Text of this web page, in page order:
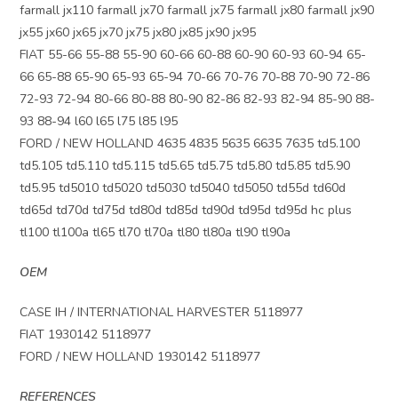
farmall jx110 farmall jx70 farmall jx75 farmall jx80 farmall jx90
jx55 jx60 jx65 jx70 jx75 jx80 jx85 jx90 jx95
FIAT 55-66 55-88 55-90 60-66 60-88 60-90 60-93 60-94 65-
66 65-88 65-90 65-93 65-94 70-66 70-76 70-88 70-90 72-86
72-93 72-94 80-66 80-88 80-90 82-86 82-93 82-94 85-90 88-
93 88-94 l60 l65 l75 l85 l95
FORD / NEW HOLLAND 4635 4835 5635 6635 7635 td5.100
td5.105 td5.110 td5.115 td5.65 td5.75 td5.80 td5.85 td5.90
td5.95 td5010 td5020 td5030 td5040 td5050 td55d td60d
td65d td70d td75d td80d td85d td90d td95d td95d hc plus
tl100 tl100a tl65 tl70 tl70a tl80 tl80a tl90 tl90a
OEM
CASE IH / INTERNATIONAL HARVESTER 5118977
FIAT 1930142 5118977
FORD / NEW HOLLAND 1930142 5118977
REFERENCES